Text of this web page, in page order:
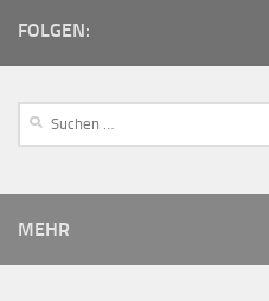
FOLGEN:
MEHR